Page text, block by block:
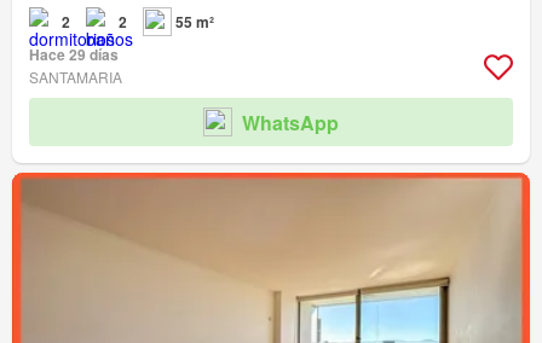
2 2
55 m²
Hace 29 días
SANTAMARIA
WhatsApp